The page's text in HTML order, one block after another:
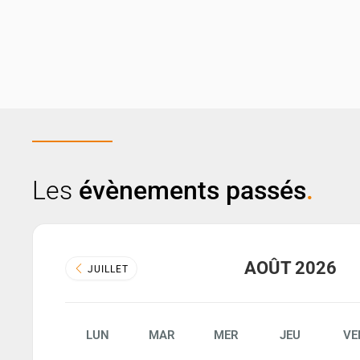
Les évènements passés.
JUILLET AOÛT 2026
LUN MAR MER JEU